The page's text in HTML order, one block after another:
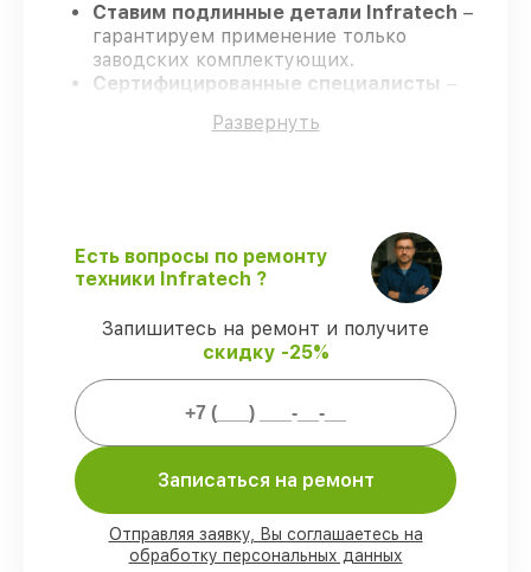
Ставим подлинные детали Infratech –
гарантируем применение только
заводских комплектующих.
Сертифицированные специалисты –
подтверждает уровень их
в оговоренные сроки.
Поддержка после ремонта – все все
виды ремонта защищены официальной
гарантией Infratech.
Мы гарантируем:
80%
ремонтов проводим в присутствии
клиента
складе в Казани, остальные поступают
оперативно
Развернуть
Есть вопросы по ремонту
техники Infratech ?
Запишитесь на ремонт и получите
скидку -25%
Записаться на ремонт
Отправляя заявку, Вы соглашаетесь на
обработку персональных данных